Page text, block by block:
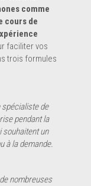
comme
cours de
faciliter vos
trois formules
spécialiste de
pendant la
souhaitent un
à la demande.
nombreuses